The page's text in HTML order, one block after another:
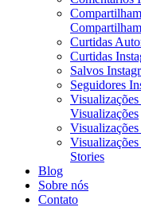
Curtidas
Curtidas
Salvos
Seguidores
Visualizações
Stories
Blog
Sobre nós
Contato